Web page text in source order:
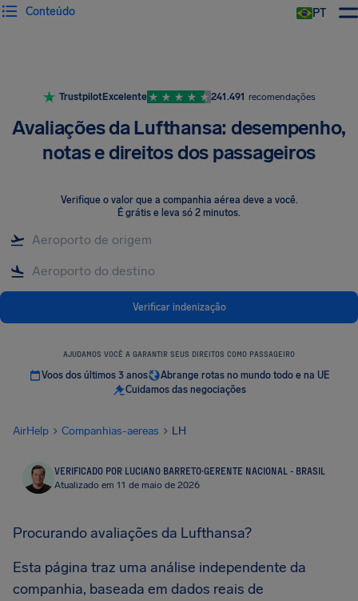
PT
Conteúdo
TrustpilotExcelente 241.491 recomendações
Avaliações da Lufthansa: desempenho,
notas e direitos dos passageiros
Verifique o valor que a companhia aérea deve a você.
É grátis e leva só 2 minutos.
Verificar indenização
AJUDAMOS VOCÊ A GARANTIR SEUS DIREITOS COMO PASSAGEIRO
Voos dos últimos 3 anos
Abrange rotas no mundo todo e na UE
Cuidamos das negociações
AirHelp Companhias-aereas LH
VERIFICADO POR LUCIANO BARRETO·GERENTE NACIONAL - BRASIL
Atualizado em 11 de maio de 2026
Procurando avaliações da Lufthansa?
Esta página traz uma análise independente da
companhia, baseada em dados reais de